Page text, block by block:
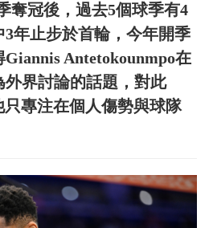
奪冠後，過去5個球季有4
年止步於首輪，今年開季
Antetokounmpo在
界討論的話題，對此
專注在個人傷勢與球隊